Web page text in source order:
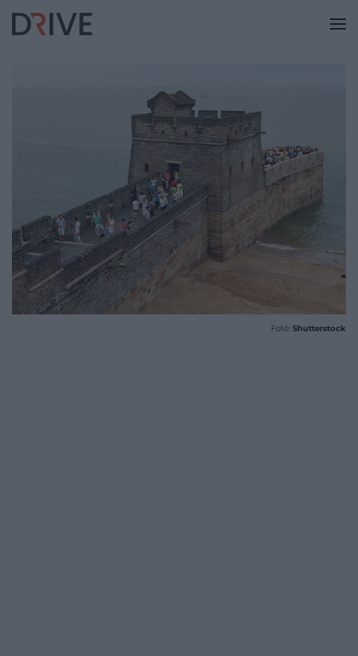
Fotó: Shutterstock